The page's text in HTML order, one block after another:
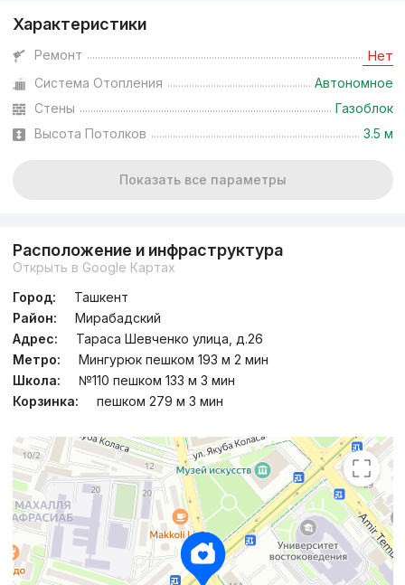
Характеристики
Ремонт Нет
Система Отопления
Автономное
Стены
Газоблок
Высота Потолков
3.5 м
Показать все параметры
Расположение и инфраструктура
Открыть в Google Картах
Город:
Ташкент
Район:
Мирабадский
Адрес:
Тараса Шевченко улица, д.26
Метро:
Мингурюк пешком 193 м 2 мин
Школа:
№110 пешком 133 м 3 мин
Корзинка:
пешком 279 м 3 мин